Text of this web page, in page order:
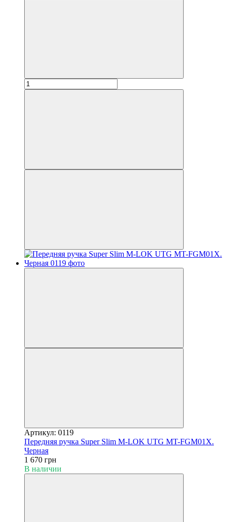
Артикул: 0119
Передняя ручка Super Slim M-LOK UTG MT-FGM01X.
Черная
1 670 грн
В наличии